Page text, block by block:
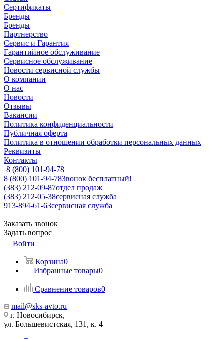
Сертификаты
Бренды
Бренды
Партнерство
Сервис и Гарантия
Гарантийное обслуживание
Сервисное обслуживание
Новости сервисной службы
О компании
О нас
Новости
Отзывы
Вакансии
Политика конфиденциальности
Публичная оферта
Политика в отношении обработки персональных данных
Реквизиты
Контакты
8 (800) 101-94-78
8 (800) 101-94-78Звонок бесплатный!
(383) 212-09-87отдел продаж
(383) 212-05-38сервисная служба
913-894-61-63сервисная служба
Заказать звонок
Задать вопрос
Войти
Корзина0
Избранные товары0
Сравнение товаров0
mail@sks-avto.ru
г. Новосибирск,
ул. Большевистская, 131, к. 4